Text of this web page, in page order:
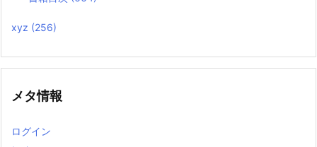
xyz (256)
メタ情報
ログイン